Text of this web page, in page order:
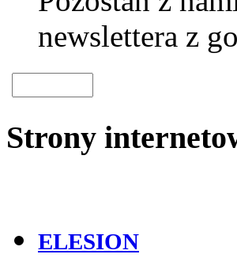
newslettera z
Strony
ELESION